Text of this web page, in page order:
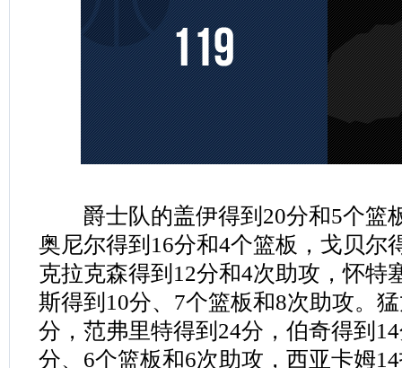
爵士队的盖伊得到20分和5个篮
奥尼尔得到16分和4个篮板，戈贝尔
克拉克森得到12分和4次助攻，怀特
斯得到10分、7个篮板和8次助攻。
分，范弗里特得到24分，伯奇得到
分、6个篮板和6次助攻，西亚卡姆